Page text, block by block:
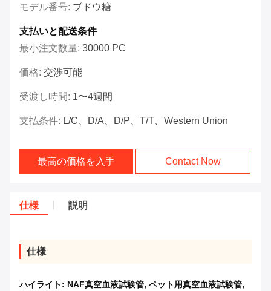
モデル番号: ブドウ糖
支払いと配送条件
最小注文数量: 30000 PC
価格: 交渉可能
受渡し時間: 1〜4週間
支払条件: L/C、D/A、D/P、T/T、Western Union
最高の価格を入手 Contact Now
仕様 説明
仕様
ハイライト: NAF真空血液試験管, ペット用真空血液試験管,